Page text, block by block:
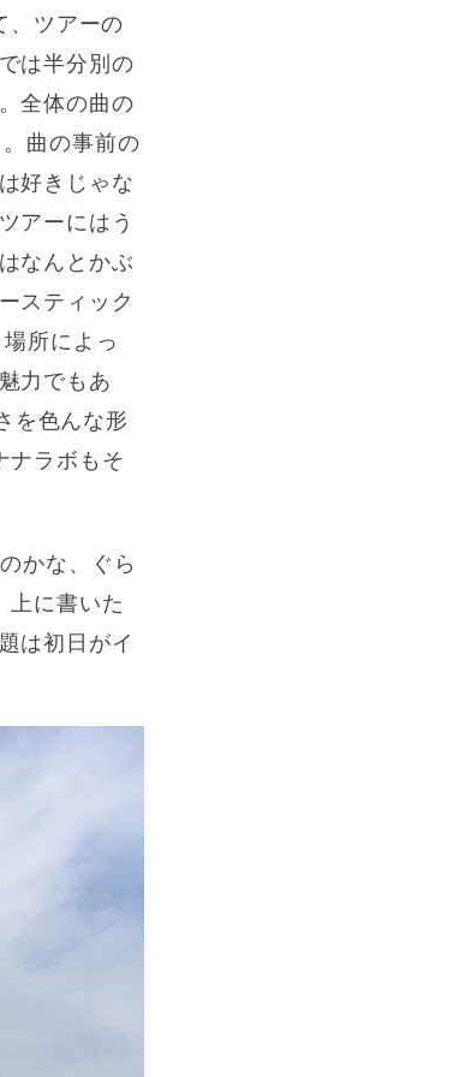
、ツアーの
は半分別の
全体の曲の
曲の事前の
好きじゃな
アーにはう
なんとかぶ
スティック
所によっ
力でもあ
を色んな形
ナラボもそ
かな、ぐら
上に書いた
は初日がイ